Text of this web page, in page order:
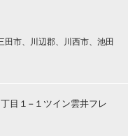
市、川辺郡、川西市、池田
目１−１ツイン雲井フレ